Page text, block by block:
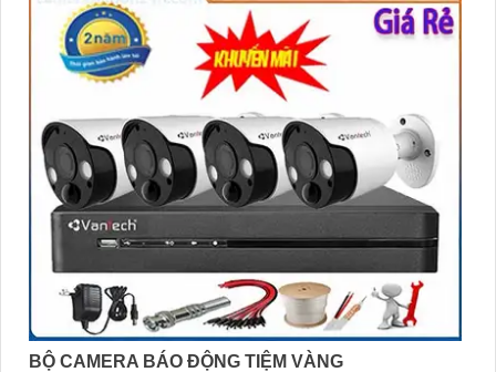
BỘ CAMERA BÁO ĐỘNG TIỆM VÀNG